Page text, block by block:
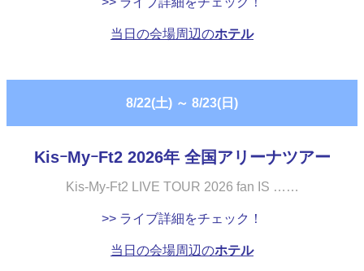
当日の会場周辺のホテル
8/22(土) ～ 8/23(日)
KisｰMyｰFt2 2026年 全国アリーナツアー
Kis-My-Ft2 LIVE TOUR 2026 fan IS ……
>> ライブ詳細をチェック！
当日の会場周辺のホテル